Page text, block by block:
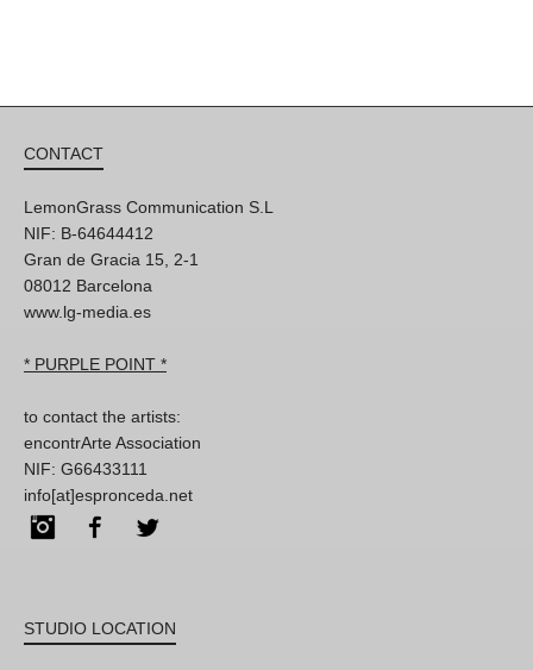
CONTACT
LemonGrass Communication S.L
NIF: B-64644412
Gran de Gracia 15, 2-1
08012 Barcelona
www.lg-media.es
* PURPLE POINT *
to contact the artists:
encontrArte Association
NIF: G66433111
info[at]espronceda.net
InstagramFacebook
STUDIO LOCATION